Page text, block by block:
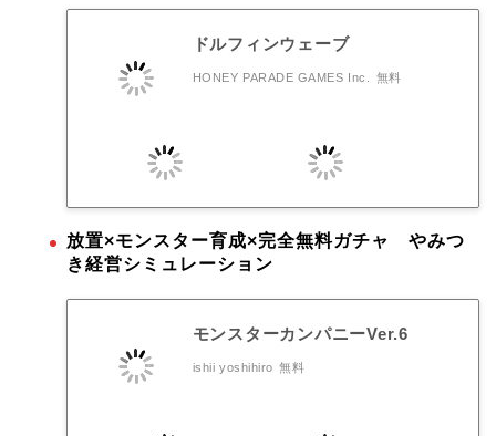
ドルフィンウェーブ
HONEY PARADE GAMES Inc. 無料
放置×モンスター育成×完全無料ガチャ やみつ
き経営シミュレーション
モンスターカンパニーVer.6
ishii yoshihiro 無料